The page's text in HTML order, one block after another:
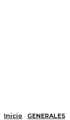
Inicio GENERALES